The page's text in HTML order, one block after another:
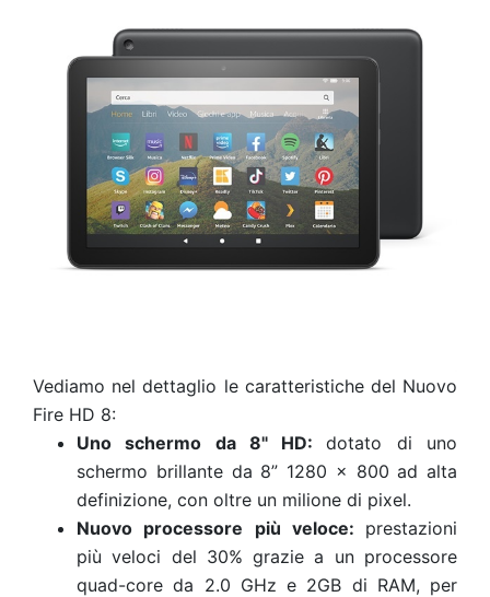
Vediamo nel dettaglio le caratteristiche del Nuovo
Fire HD 8:
Uno schermo da 8" HD:dotato di uno
schermo brillante da 8” 1280 x 800 ad alta
definizione, con oltre un milione di pixel.
Nuovo processore più veloce: prestazioni
più veloci del 30% grazie a un processore
quad-core da 2.0 GHz e 2GB di RAM, per